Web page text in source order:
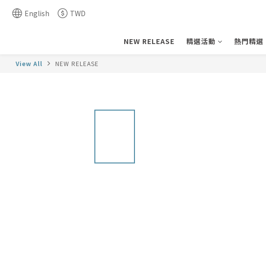
English TWD
NEW RELEASE 精選活動 熱門精選
View All NEW RELEASE